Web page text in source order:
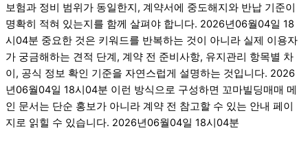
보험과 정비 범위가 동일한지, 계약서에 중도해지와 반납 기준이
명확히 적혀 있는지를 함께 살펴야 합니다. 2026년06월04일 18
시04분 중요한 것은 키워드를 반복하는 것이 아니라 실제 이용자
가 궁금해하는 견적 단계, 계약 전 준비사항, 유지관리 항목별 차
이, 공식 정보 확인 기준을 자연스럽게 설명하는 것입니다. 2026
년06월04일 18시04분 이런 방식으로 구성하면 꼬마빌딩매매 메
인 문서는 단순 홍보가 아니라 계약 전 참고할 수 있는 안내 페이
지로 읽힐 수 있습니다. 2026년06월04일 18시04분